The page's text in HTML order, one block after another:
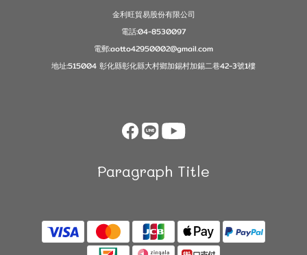
金利旺貿易股份有限公司
電話:04-8530097
電郵:aotto42950002@gmail.com
地址:515004 彰化縣彰化縣大村鄉加錫村加錫二巷42-3號1樓
Paragraph Title